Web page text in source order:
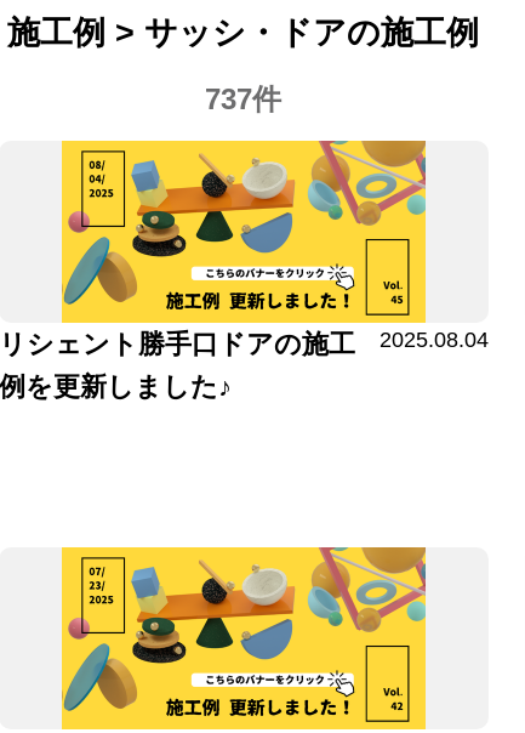
施工例 > サッシ・ドアの施工例
737件
リシェント勝手口ドアの施工
例を更新しました♪
2025.08.04